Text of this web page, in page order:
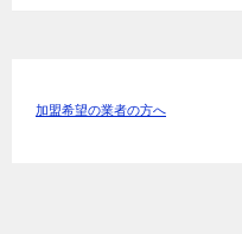
加盟希望の業者の方へ